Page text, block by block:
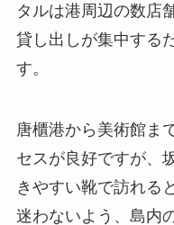
タルは港周辺の数店
貸し出しが集中する
す。
唐櫃港から美術館ま
セスが良好ですが、
きやすい靴で訪れる
迷わないよう、島内